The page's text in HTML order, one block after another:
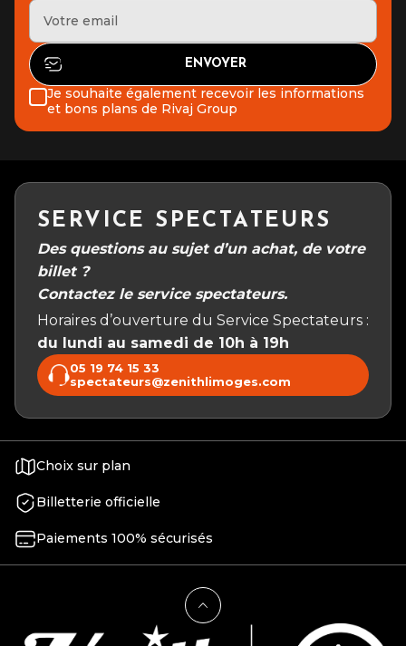
Je souhaite également recevoir les informations
et bons plans de Rivaj Group
SERVICE SPECTATEURS
Des questions au sujet d’un achat, de votre
billet ?
Contactez le service spectateurs.
Horaires d’ouverture du Service Spectateurs :
du lundi au samedi de 10h à 19h
05 19 74 15 33
spectateurs@zenithlimoges.com
Choix sur plan
Billetterie officielle
Paiements 100% sécurisés